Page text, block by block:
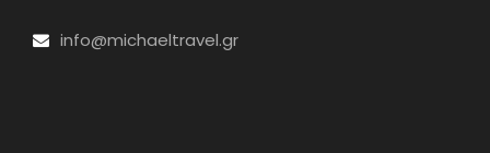
info@michaeltravel.gr